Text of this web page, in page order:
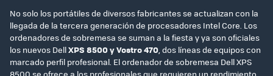
No solo los portátiles de diversos fabricantes se actualizan con la
llegada de la tercera generación de procesadores Intel Core. Los
ordenadores de sobremesa se suman a la fiesta y ya son oficiales
los nuevos DellXPS 8500 y Vostro 470, dos líneas de equipos con
marcado perfil profesional. El ordenador de sobremesa Dell XPS